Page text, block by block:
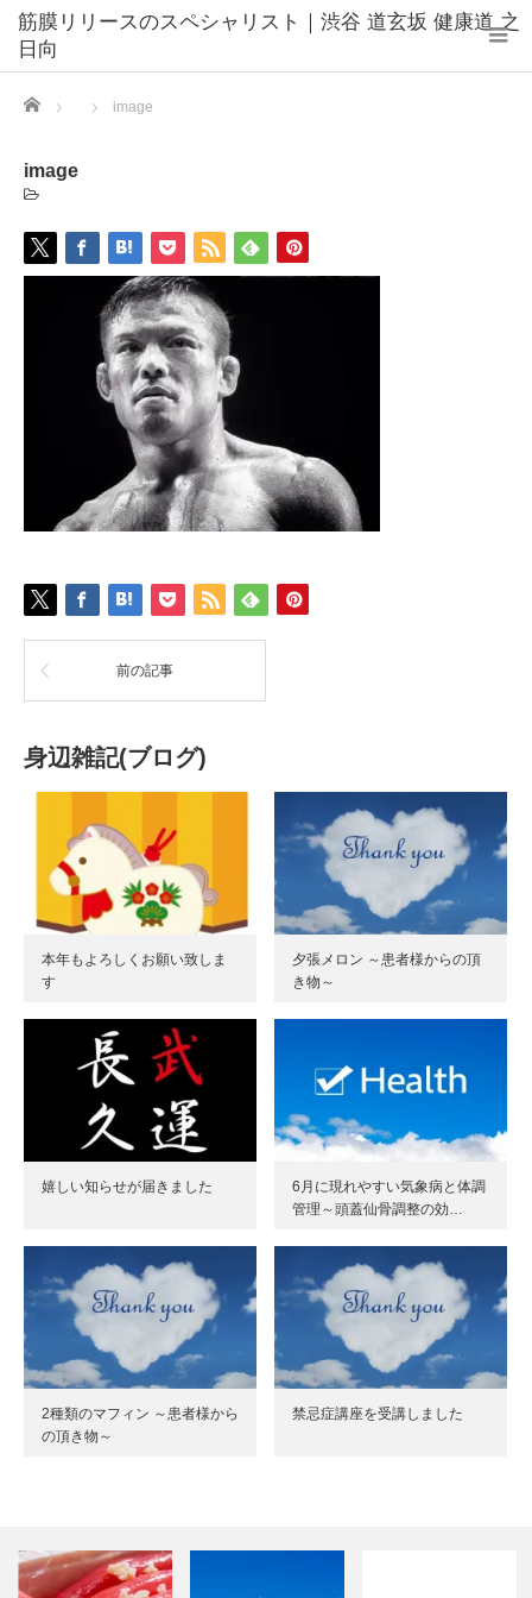
筋膜リリースのスペシャリスト｜渋谷 道玄坂 健康道 之
日向
Home image
image
前の記事
身辺雑記(ブログ)
本年もよろしくお願い致しま
す
夕張メロン ～患者様からの頂
き物～
嬉しい知らせが届きました
6月に現れやすい気象病と体調
管理～頭蓋仙骨調整の効…
2種類のマフィン ～患者様から
の頂き物～
禁忌症講座を受講しました